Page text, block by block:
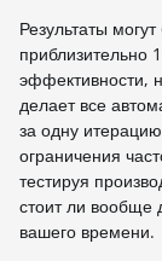
Результаты
приблизительно
эффективности,
делает все
за одну
ограничения
тестируя
стоит ли вообще
вашего времени.